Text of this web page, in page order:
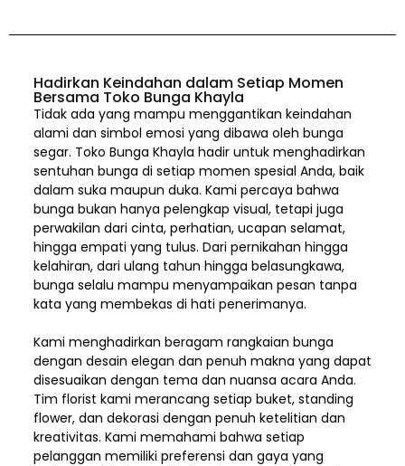
Hadirkan Keindahan dalam Setiap Momen
Bersama Toko Bunga Khayla
Tidak ada yang mampu menggantikan keindahan
alami dan simbol emosi yang dibawa oleh bunga
segar. Toko Bunga Khayla hadir untuk menghadirkan
sentuhan bunga di setiap momen spesial Anda, baik
dalam suka maupun duka. Kami percaya bahwa
bunga bukan hanya pelengkap visual, tetapi juga
perwakilan dari cinta, perhatian, ucapan selamat,
hingga empati yang tulus. Dari pernikahan hingga
kelahiran, dari ulang tahun hingga belasungkawa,
bunga selalu mampu menyampaikan pesan tanpa
kata yang membekas di hati penerimanya.
Kami menghadirkan beragam rangkaian bunga
dengan desain elegan dan penuh makna yang dapat
disesuaikan dengan tema dan nuansa acara Anda.
Tim florist kami merancang setiap buket, standing
flower, dan dekorasi dengan penuh ketelitian dan
kreativitas. Kami memahami bahwa setiap
pelanggan memiliki preferensi dan gaya yang